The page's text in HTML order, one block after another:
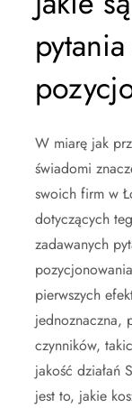
W miarę jak
świadomi
swoich firm w
dotyczących
zadawanych
pierwszych
jednoznaczna,
czynników,
jakość działań
jest to, jakie